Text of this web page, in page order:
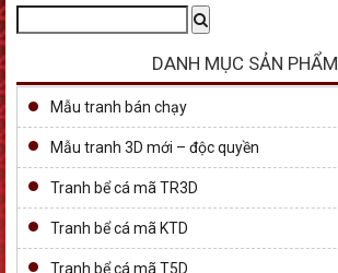
DANH MỤC SẢN PHẨM
Mẫu tranh bán chạy
Mẫu tranh 3D mới – độc quyền
Tranh bể cá mã TR3D
Tranh bể cá mã KTD
Tranh bể cá mã T5D